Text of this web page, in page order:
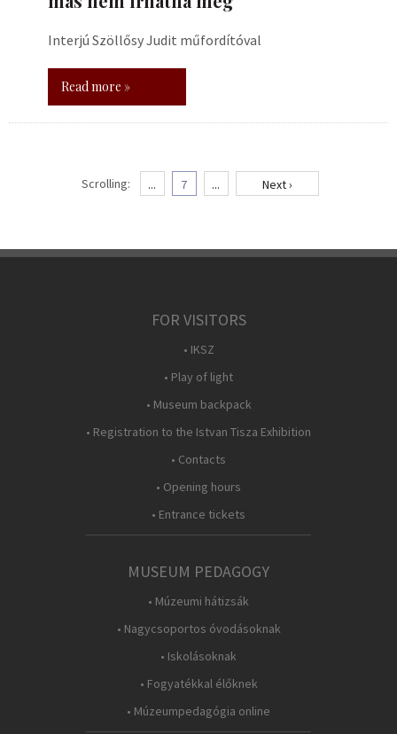
Interjú Szöllősy Judit műfordítóval
Read more »
Scrolling: ... 7 ... Next ›
FOR VISITORS
• IKSZ
• Play of light
• Museum backpack
• Registration to the Istvan Tisza Exhibition
• Contacts
• Opening hours
• Entrance tickets
MUSEUM PEDAGOGY
• Múzeumi hátizsák
• Nagycsoportos óvodásoknak
• Iskolásoknak
• Fogyatékkal élőknek
• Múzeumpedagógia online